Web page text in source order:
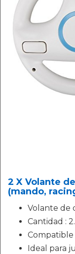
2 X Volante
(mando,
Volante de
Cantidad :
Ideal para